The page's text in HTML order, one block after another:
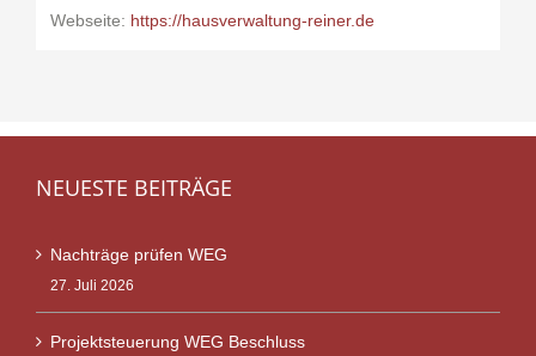
Webseite: https://hausverwaltung-reiner.de
NEUESTE BEITRÄGE
Nachträge prüfen WEG
27. Juli 2026
Projektsteuerung WEG Beschluss